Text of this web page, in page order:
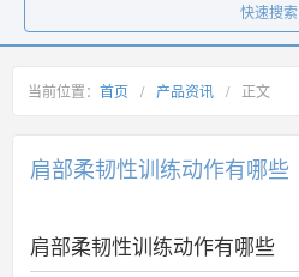
快速搜索
当前位置： 首页 / 产品资讯 / 正文
肩部柔韧性训练动作有哪些
肩部柔韧性训练动作有哪些